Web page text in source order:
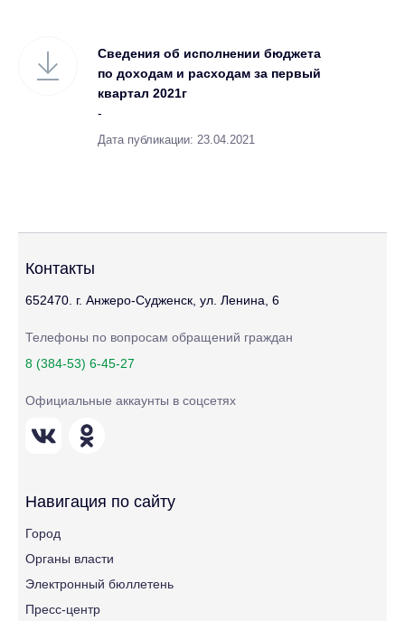
Сведения об исполнении бюджета
по доходам и расходам за первый
квартал 2021г
-
Дата публикации: 23.04.2021
Контакты
652470. г. Анжеро-Судженск, ул. Ленина, 6
Телефоны по вопросам обращений граждан
8 (384-53) 6-45-27
Официальные аккаунты в соцсетях
Навигация по сайту
Город
Органы власти
Электронный бюллетень
Пресс-центр